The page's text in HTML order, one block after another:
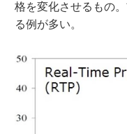
格を変化させるもの
る例が多い。